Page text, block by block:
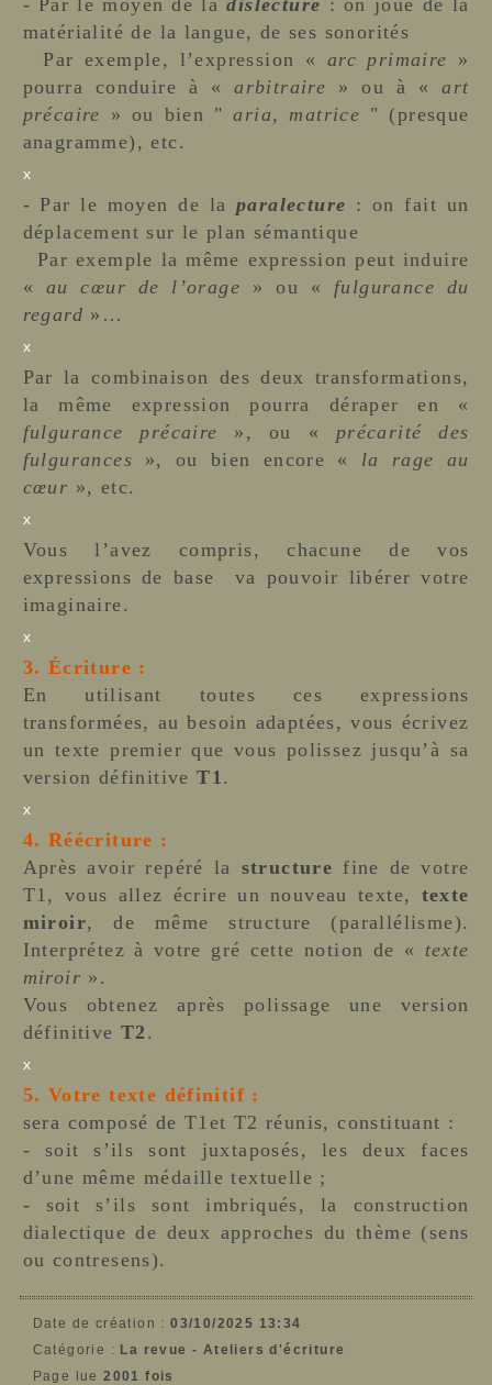
- Par le moyen de ladislecture : on joue de la
matérialité de la langue, de ses sonorités
Par exemple, l’expression « arc primaire »
pourra conduire à «arbitraire » ou à «art
précaire » ou bien "aria, matrice " (presque
anagramme), etc.
x
- Par le moyen de laparalecture : on fait un
déplacement sur le plan sémantique
Par exemple la même expression peut induire
« au cœur de l’orage » ou « fulgurance du
regard »…
x
Par la combinaison des deux transformations,
la même expression pourra déraper en «
fulgurance précaire », ou « précarité des
fulgurances », ou bien encore « la rage au
cœur », etc.
x
Vous l’avez compris, chacune de vos
expressions de base va pouvoir libérer votre
imaginaire.
x
3. Écriture :
En utilisant toutes ces expressions
transformées, au besoin adaptées, vous écrivez
un texte premier que vous polissez jusqu’à sa
version définitive T1.
x
4. Réécriture :
Après avoir repéré la structure fine de votre
T1, vous allez écrire un nouveau texte, texte
miroir, de même structure (parallélisme).
Interprétez à votre gré cette notion de « texte
miroir ».
Vous obtenez après polissage une version
définitive T2 .
x
5. Votre texte définitif :
sera composé de T1et T2 réunis, constituant :
- soit s’ils sont juxtaposés, les deux faces
d’une même médaille textuelle ;
- soit s’ils sont imbriqués, la construction
dialectique de deux approches du thème (sens
ou contresens).
Date de création :03/10/2025 13:34
Catégorie : La revue - Ateliers d'écriture
Page lue2001 fois